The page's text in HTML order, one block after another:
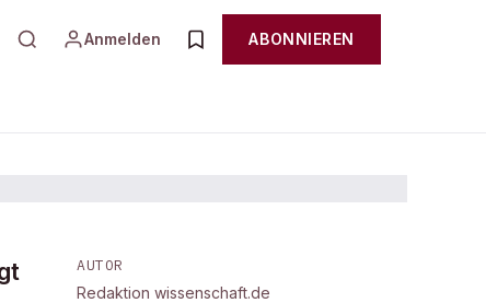
Anmelden ABONNIEREN
AUTOR
Redaktion wissenschaft.de